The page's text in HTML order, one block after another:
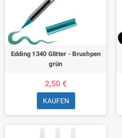
Edding 1340 Glitter - Brushpen
grün
2,50 €
KAUFEN